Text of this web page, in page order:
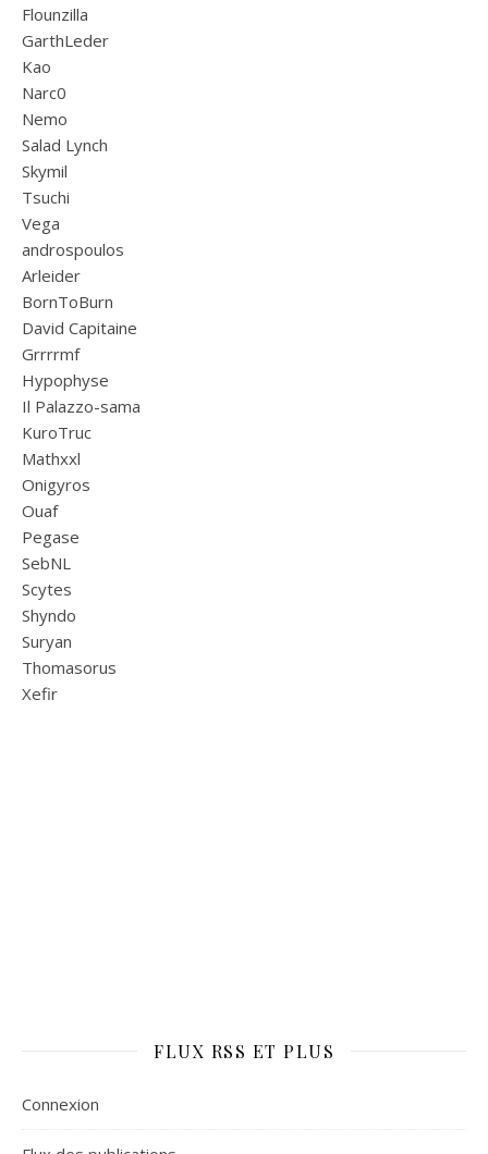
Flounzilla
GarthLeder
Kao
Narc0
Nemo
Salad Lynch
Skymil
Tsuchi
Vega
androspoulos
Arleider
BornToBurn
David Capitaine
Grrrrmf
Hypophyse
Il Palazzo-sama
KuroTruc
Mathxxl
Onigyros
Ouaf
Pegase
SebNL
Scytes
Shyndo
Suryan
Thomasorus
Xefir
FLUX RSS ET PLUS
Connexion